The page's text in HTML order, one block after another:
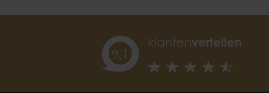
9,1
klantenvertellen